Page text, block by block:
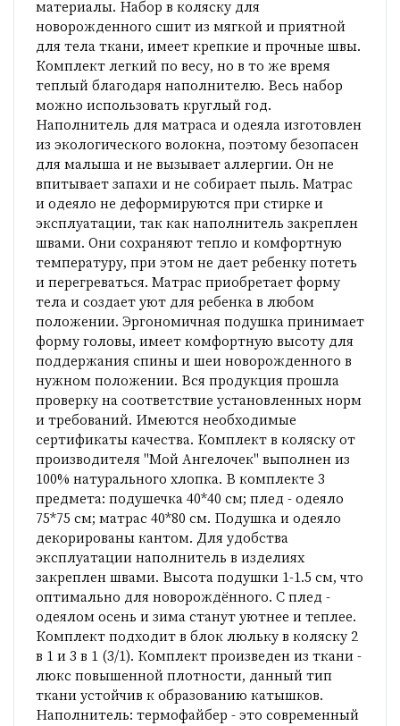
материалы. Набор в коляску для
новорожденного сшит из мягкой и приятной
для тела ткани, имеет крепкие и прочные швы.
Комплект легкий по весу, но в то же время
теплый благодаря наполнителю. Весь набор
можно использовать круглый год.
Наполнитель для матраса и одеяла изготовлен
из экологического волокна, поэтому безопасен
для малыша и не вызывает аллергии. Он не
впитывает запахи и не собирает пыль. Матрас
и одеяло не деформируются при стирке и
эксплуатации, так как наполнитель закреплен
швами. Они сохраняют тепло и комфортную
температуру, при этом не дает ребенку потеть
и перегреваться. Матрас приобретает форму
тела и создает уют для ребенка в любом
положении. Эргономичная подушка принимает
форму головы, имеет комфортную высоту для
поддержания спины и шеи новорожденного в
нужном положении. Вся продукция прошла
проверку на соответствие установленных норм
и требований. Имеются необходимые
сертификаты качества. Комплект в коляску от
производителя "Мой Ангелочек" выполнен из
100% натурального хлопка. В комплекте 3
предмета: подушечка 40*40 см; плед - одеяло
75*75 см; матрас 40*80 см. Подушка и одеяло
декорированы кантом. Для удобства
эксплуатации наполнитель в изделиях
закреплен швами. Высота подушки 1-1.5 см, что
оптимально для новорождённого. С плед -
одеялом осень и зима станут уютнее и теплее.
Комплект подходит в блок люльку в коляску 2
в 1 и 3 в 1 (3/1). Комплект произведен из ткани -
люкс повышенной плотности, данный тип
ткани устойчив к образованию катышков.
Наполнитель: термофайбер - это современный